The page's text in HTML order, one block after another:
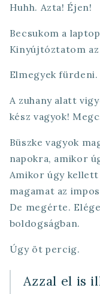
Huhh. Azta! Éjen!
Becsukom a
Kinyújtóztatom
Elmegyek fürdeni.
A zuhany alatt
kész vagyok!
Büszke vagyok
napokra, amikor
Amikor úgy
magamat az
De megérte.
boldogságban.
Úgy öt percig.
Azzal el is